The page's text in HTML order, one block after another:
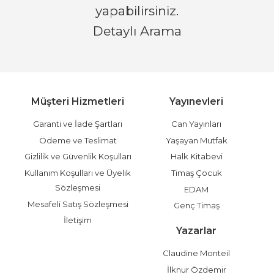
yapabilirsiniz.
Detaylı Arama
Müşteri Hizmetleri
Garanti ve İade Şartları
Ödeme ve Teslimat
Gizlilik ve Güvenlik Koşulları
Kullanım Koşulları ve Üyelik
Sözleşmesi
Mesafeli Satış Sözleşmesi
İletişim
Yayınevleri
Can Yayınları
Yaşayan Mutfak
Halk Kitabevi
Timaş Çocuk
EDAM
Genç Timaş
Yazarlar
Claudine Monteil
İlknur Özdemir